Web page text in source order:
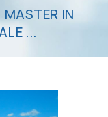
MASTER IN
...